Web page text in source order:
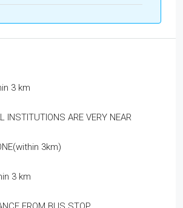
3 km
INSTITUTIONS ARE VERY NEAR
3km)
3 km